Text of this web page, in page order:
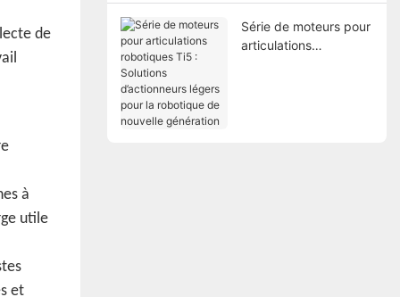
de
à
utile
et
Série de moteurs pour
articulations